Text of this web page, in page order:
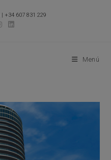
| +34 607 831 229
Menú